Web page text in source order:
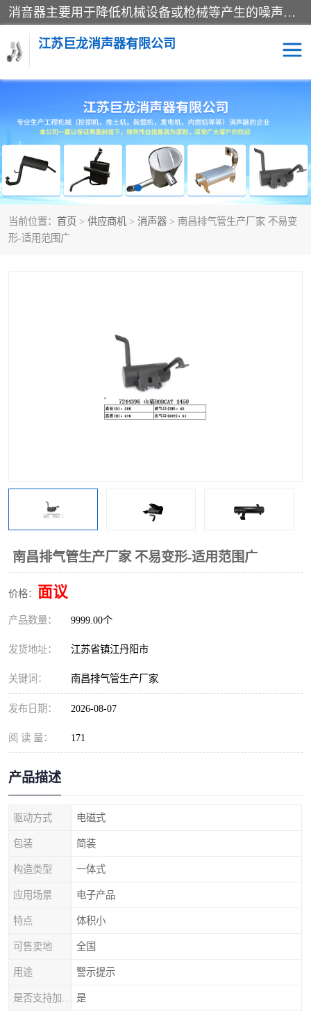
消音器主要用于降低机械设备或枪械等产生的噪声。它通过阻尼或增加排气面积来降低排气速度和功率，从而降低噪声。常见的消音器类型包括阻性消声器、抗性消声器、共振消声器以及阻抗复合式消声器等。这些消音器各有特点，适用于不同频率的噪声消除。
江苏巨龙消声器有限公司
当前位置： 首页 > 供应商机 > 消声器 > 南昌排气管生产厂家 不易变
形-适用范围广
南昌排气管生产厂家 不易变形-适用范围广
价格： 面议
产品数量： 9999.00个
发货地址： 江苏省镇江丹阳市
关键词： 南昌排气管生产厂家
发布日期： 2026-08-07
阅 读 量： 171
产品描述
驱动方式 电磁式
包装 简装
构造类型 一体式
应用场景 电子产品
特点 体积小
可售卖地 全国
用途 警示提示
是
消声器